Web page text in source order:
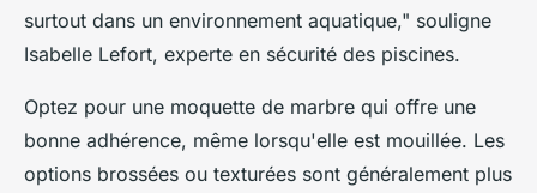
surtout dans un environnement aquatique," souligne
Isabelle Lefort, experte en sécurité des piscines.
Optez pour une moquette de marbre qui offre une
bonne adhérence, même lorsqu'elle est mouillée. Les
options brossées ou texturées sont généralement plus